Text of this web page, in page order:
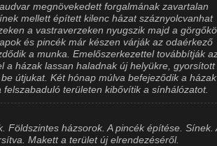
megnövekedett forgalmának zavartalan
mellett épített kilenc házat száznyolcvanhat
a vastraverzeken nyugszik majd a
és pincék már készen várják az odaérkező
a munka. Emelőszerkezettel továbbítják
a házak lassan haladnak új helyükre, gyorsított
útjukat. Két hónap múlva befejeződik a házak
felszabaduló területen kibővítik a sínhálózatot.
Földszintes házsorok. A pincék építése. Sínek.
Makett a terület új elrendezéséről.